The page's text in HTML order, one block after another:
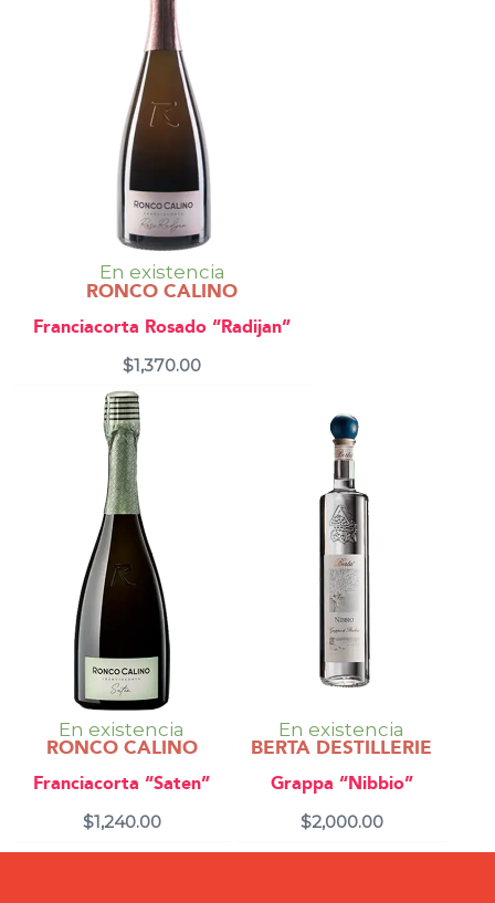
En existencia
RONCO CALINO
Franciacorta Rosado “Radijan”
$1,370.00
En existencia
RONCO CALINO
Franciacorta “Saten”
$1,240.00
En existencia
BERTA DESTILLERIE
Grappa “Nibbio”
$2,000.00